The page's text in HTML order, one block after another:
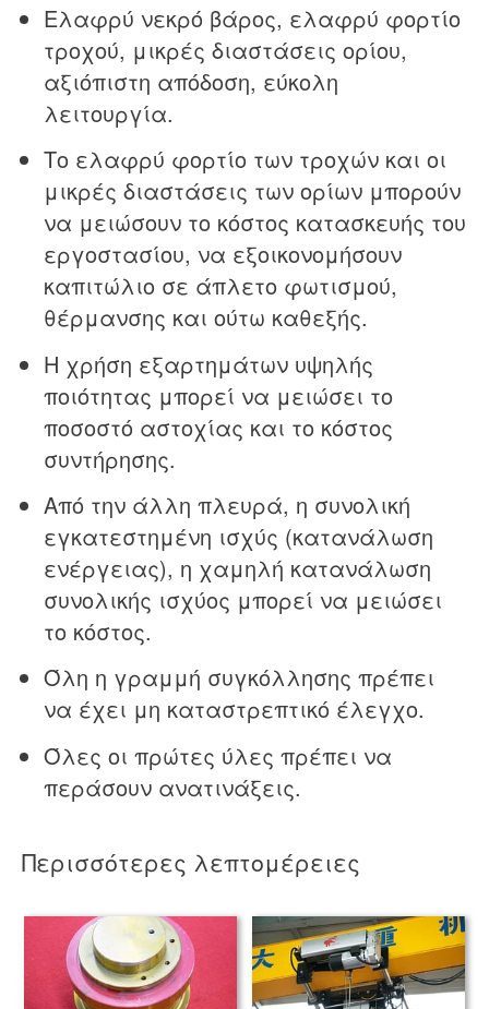
Ελαφρύ νεκρό βάρος, ελαφρύ φορτίο
τροχού, μικρές διαστάσεις ορίου,
αξιόπιστη απόδοση, εύκολη
λειτουργία.
Το ελαφρύ φορτίο των τροχών και οι
μικρές διαστάσεις των ορίων μπορούν
να μειώσουν το κόστος κατασκευής του
εργοστασίου, να εξοικονομήσουν
καπιτώλιο σε άπλετο φωτισμού,
θέρμανσης και ούτω καθεξής.
Η χρήση εξαρτημάτων υψηλής
ποιότητας μπορεί να μειώσει το
ποσοστό αστοχίας και το κόστος
συντήρησης.
Από την άλλη πλευρά, η συνολική
εγκατεστημένη ισχύς (κατανάλωση
ενέργειας), η χαμηλή κατανάλωση
συνολικής ισχύος μπορεί να μειώσει
το κόστος.
Όλη η γραμμή συγκόλλησης πρέπει
να έχει μη καταστρεπτικό έλεγχο.
Όλες οι πρώτες ύλες πρέπει να
περάσουν ανατινάξεις.
Περισσότερες λεπτομέρειες